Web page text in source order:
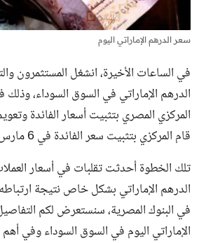
سعر الدرهم الإماراتي اليوم
في الساعات الأخيرة، انشغل المستثمرون
الدرهم الإماراتي في السوق السوداء، وذلك
المركزي المصري بتثبيت أسعار الفائدة
قام المركزي بتثبيت سعر الفائدة في 6 مارس الماضي.
تلك الخطوة أحدثت تقلبات في أسعار
الدرهم الإماراتي بشكل خاص نتيجة
في البنوك المصرية، سنستعرض لكم
الإماراتي اليوم في السوق السوداء وفي أهم